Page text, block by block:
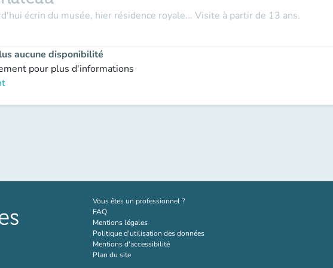
écrin du musée, hier résidence royale... Visite à partir de 13 ans.
aucune disponibilité
pour plus d'informations
Vous êtes un professionnel ?(nouvel onglet)
FAQ
Mentions légales
Politique d'utilisation des données
Mentions d'accessibilité
Plan du site